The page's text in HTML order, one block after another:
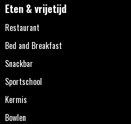
Eten & vrijetijd
Restaurant
Bed and Breakfast
Snackbar
Sportschool
Kermis
Bowlen